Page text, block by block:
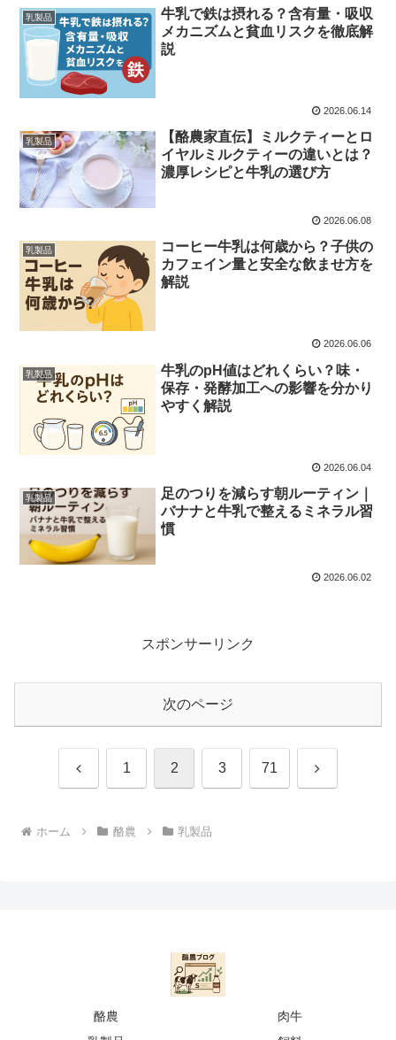
乳製品
牛乳で鉄は摂れる？含有量・吸収
メカニズムと貧血リスクを徹底解
説
2026.06.14
乳製品
【酪農家直伝】ミルクティーとロ
イヤルミルクティーの違いとは？
濃厚レシピと牛乳の選び方
2026.06.08
乳製品
コーヒー牛乳は何歳から？子供の
カフェイン量と安全な飲ませ方を
解説
2026.06.06
乳製品
牛乳のpH値はどれくらい？味・
保存・発酵加工への影響を分かり
やすく解説
2026.06.04
乳製品
足のつりを減らす朝ルーティン｜
バナナと牛乳で整えるミネラル習
慣
2026.06.02
スポンサーリンク
次のページ
前 1 2 3 71 次
ホーム 酪農 乳製品
酪農
肉牛